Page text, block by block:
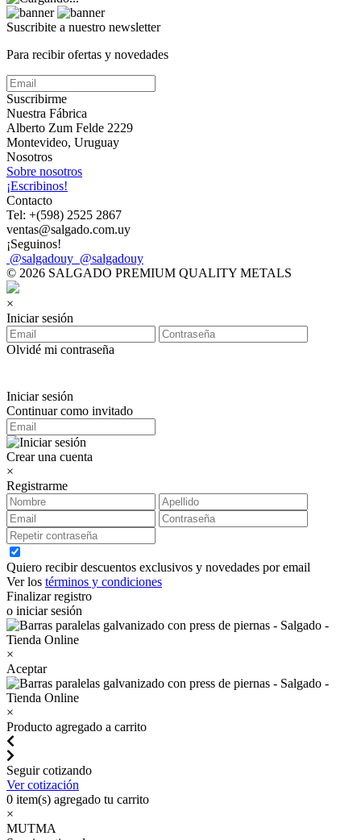
Suscribite a nuestro newsletter
Para recibir ofertas y novedades
Suscribirme
Nuestra Fábrica
Alberto Zum Felde 2229
Montevideo, Uruguay
Nosotros
Sobre nosotros
¡Escribinos!
Contacto
Tel: +(598) 2525 2867
ventas@salgado.com.uy
¡Seguinos!
@salgadouy @salgadouy
© 2026 SALGADO PREMIUM QUALITY METALS
×
Iniciar sesión
Olvidé mi contraseña
Iniciar sesión
Continuar como invitado
Crear una cuenta
×
Registrarme
Quiero recibir descuentos exclusivos y novedades por email
Ver los términos y condiciones
Finalizar registro
o iniciar sesión
×
Aceptar
×
Producto agregado a carrito
Seguir cotizando
Ver cotización
0 item(s) agregado tu carrito
×
MUTMA